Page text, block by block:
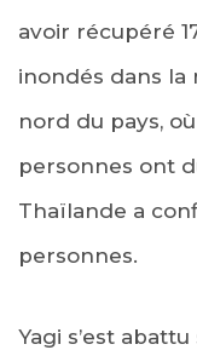
avoir récupéré
inondés dans la
nord du pays,
personnes ont
Thaïlande a
personnes.
Yagi s’est